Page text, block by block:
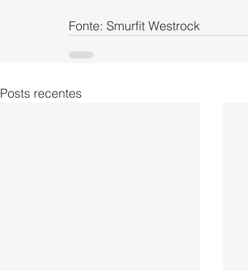
Fonte: Smurfit Westrock
Posts recentes